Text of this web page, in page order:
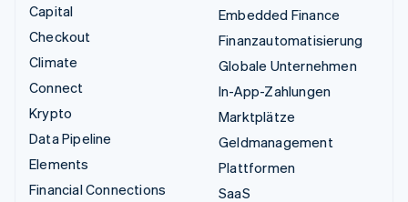
Capital
Checkout
Climate
Connect
Krypto
Data Pipeline
Elements
Financial Connections
Embedded Finance
Finanzautomatisierung
Globale Unternehmen
In-App-Zahlungen
Marktplätze
Geldmanagement
Plattformen
SaaS